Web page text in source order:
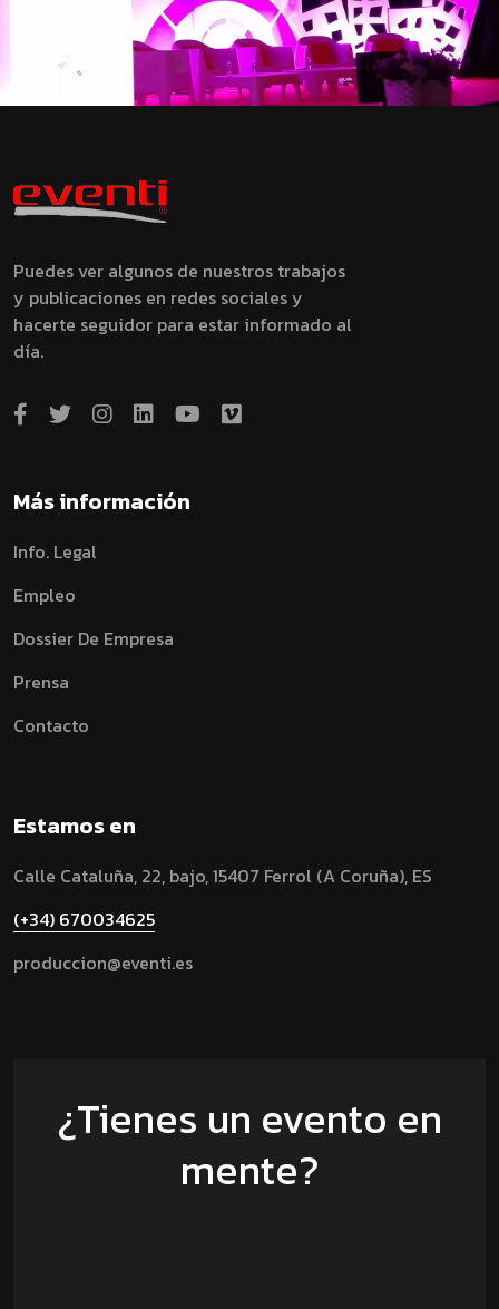
Puedes ver algunos de nuestros trabajos
y publicaciones en redes sociales y
hacerte seguidor para estar informado al
día.
Más información
Info. Legal
Empleo
Dossier De Empresa
Prensa
Contacto
Estamos en
Calle Cataluña, 22, bajo, 15407 Ferrol (A Coruña), ES
(+34) 670034625
produccion@eventi.es
¿Tienes un evento en
mente?